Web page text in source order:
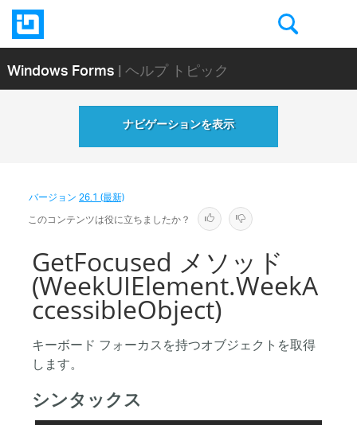
Windows Forms| ヘルプ トピック
ナビゲーションを表示
バージョン26.1 (最新)
このコンテンツは役に立ちましたか？
GetFocused メソッド
(WeekUIElement.WeekA
ccessibleObject)
キーボード フォーカスを持つオブジェクトを取得
します。
シンタックス